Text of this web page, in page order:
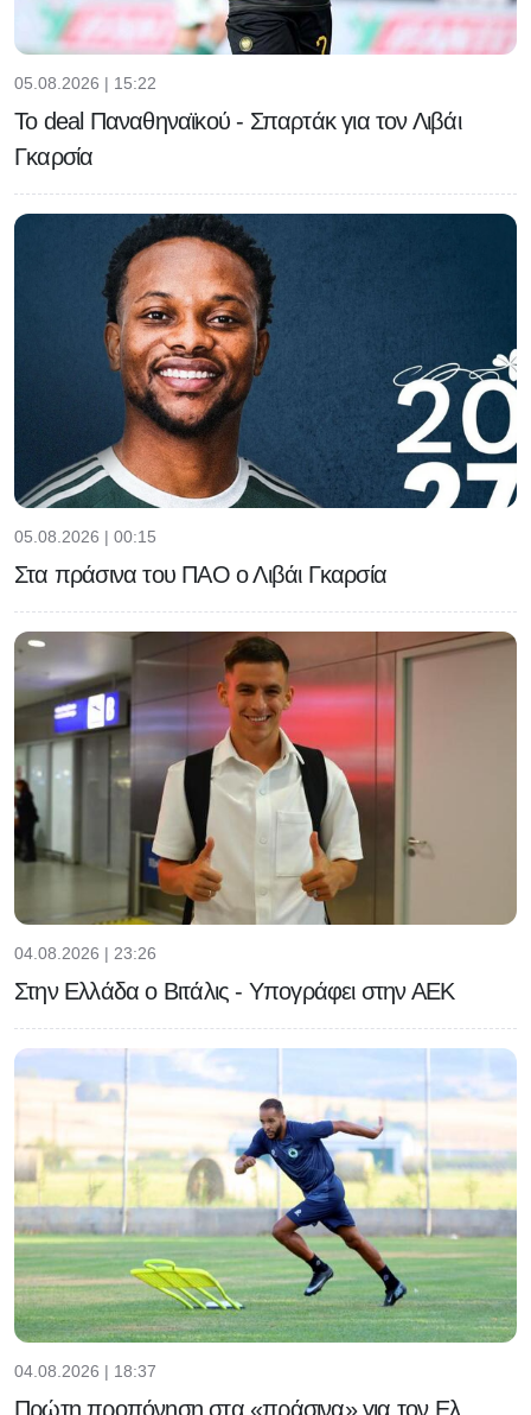
05.08.2026 | 15:22
Το deal Παναθηναϊκού - Σπαρτάκ για τον Λιβάι
Γκαρσία
05.08.2026 | 00:15
Στα πράσινα του ΠΑΟ ο Λιβάι Γκαρσία
04.08.2026 | 23:26
Στην Ελλάδα ο Βιτάλις - Υπογράφει στην ΑΕΚ
04.08.2026 | 18:37
Πρώτη προπόνηση στα «πράσινα» για τον Ελ